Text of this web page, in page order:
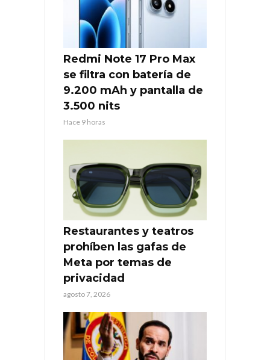
Redmi Note 17 Pro Max
se filtra con batería de
9.200 mAh y pantalla de
3.500 nits
Hace 9 horas
Restaurantes y teatros
prohíben las gafas de
Meta por temas de
privacidad
agosto 7, 2026